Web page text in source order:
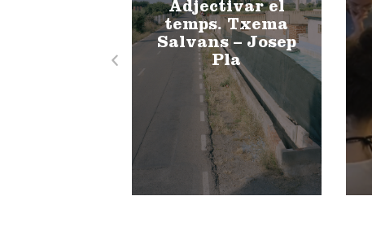
Adjectivar el
temps. Txema
Salvans – Josep
Pla